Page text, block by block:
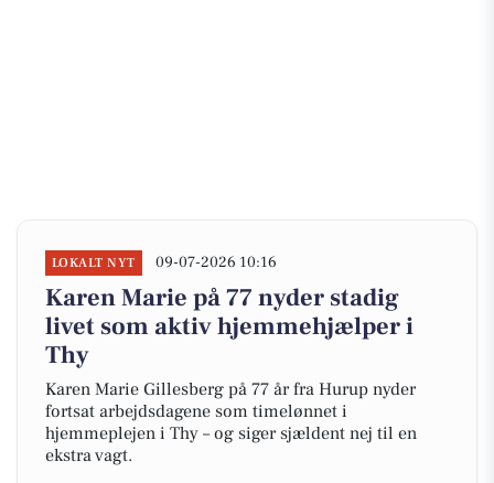
LOKALT NYT 09-07-2026 10:16
Karen Marie på 77 nyder stadig
livet som aktiv hjemmehjælper i
Thy
Karen Marie Gillesberg på 77 år fra Hurup nyder
fortsat arbejdsdagene som timelønnet i
hjemmeplejen i Thy – og siger sjældent nej til en
ekstra vagt.